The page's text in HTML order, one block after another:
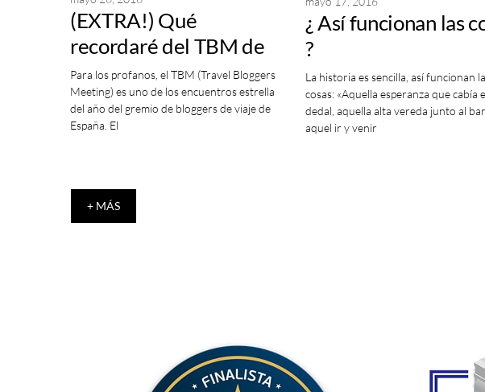
(EXTRA!) Qué
recordaré del TBM de
Andorra
Para los profanos, el TBM (Travel Bloggers
Meeting) es uno de los encuentros estrella
del año del gremio de bloggers de viaje de
España. El
¿ Así funcionan las
?
La historia es sencilla, así funcionan
cosas: «Aquella esperanza que cabía
dedal, aquella alta vereda junto al
aquel ir y venir
+ MÁS